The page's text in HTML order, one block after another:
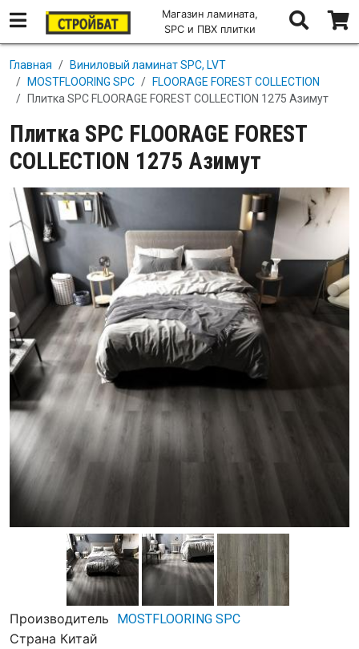
Магазин ламината,
SPC и ПВХ плитки
Главная
Виниловый ламинат SPC, LVT
MOSTFLOORING SPC
FLOORAGE FOREST COLLECTION
Плитка SPC FLOORAGE FOREST COLLECTION 1275 Азимут
Плитка SPC FLOORAGE FOREST
COLLECTION 1275 Азимут
Производитель MOSTFLOORING SPC
Страна Китай